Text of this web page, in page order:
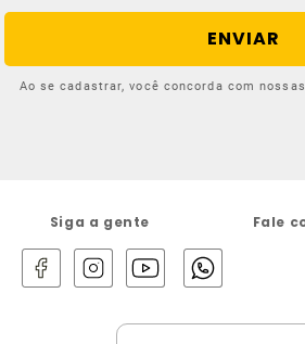
ENVIAR
Ao se cadastrar, você concorda com nossas
Siga a gente Fale